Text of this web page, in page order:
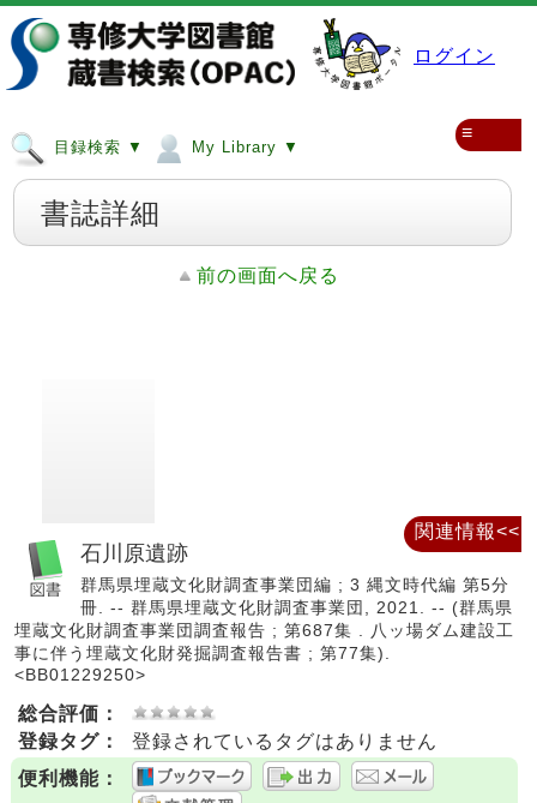
ログイン
目録検索 ▼ My Library ▼
≡
書誌詳細
前の画面へ戻る
石川原遺跡
群馬県埋蔵文化財調査事業団編 ; 3 縄文時代編 第5分
冊. -- 群馬県埋蔵文化財調査事業団, 2021. -- (群馬県
埋蔵文化財調査事業団調査報告 ; 第687集 . 八ッ場ダム建設工
事に伴う埋蔵文化財発掘調査報告書 ; 第77集).
<BB01229250>
総合評価：
登録タグ：
登録されているタグはありません
便利機能：
関連情報<<